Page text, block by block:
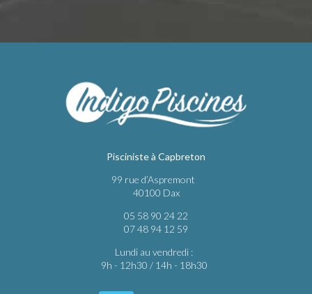
Pisciniste à Capbreton
99 rue d’Aspremont
40100 Dax
05 58 90 24 22
07 48 94 12 59
Lundi au vendredi :
9h - 12h30 / 14h - 18h30